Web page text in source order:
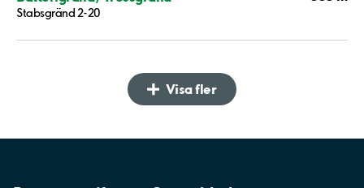
Stabsgränd 2-20
Visa fler